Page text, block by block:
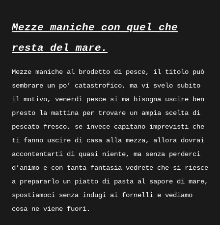
Mezze maniche con quel che
resta del mare.
Mezze maniche al brodetto di pesce, il titolo può
sembrare un po’ catastrofico, ma vi svelo subito
il motivo, venerdì pesce si ma bisogna uscire ben
presto la mattina per trovare un ampia scelta di
pescato fresco, se invece capitano imprevisti che
ti fanno uscire di casa alla mezza, allora dovrai
accontentarti di quasi niente, ma senza perderci
d’animo e con tanta fantasia vedrete che si riesce
a prepararlo un piatto di pasta al sapore di mare,
spostiamoci senza indugi ai fornelli e vediamo
cosa ne viene fuori.